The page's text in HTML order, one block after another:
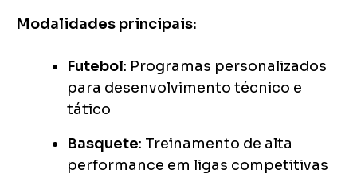
Modalidades principais:
Futebol: Programas personalizados
para desenvolvimento técnico e
tático
Basquete: Treinamento de alta
performance em ligas competitivas